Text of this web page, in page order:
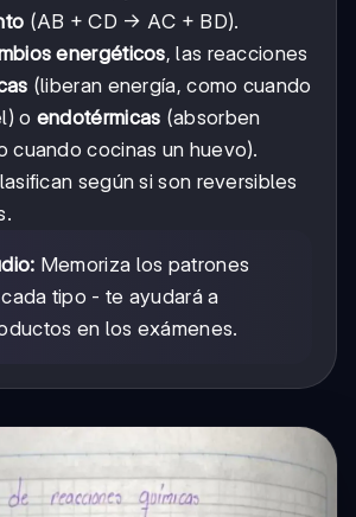
AB
+
B
(AB + CD → AC + BD).
energéticos, las reacciones
(liberan energía, como cuando
o endotérmicas (absorben
cuando cocinas un huevo).
según si son reversibles
Memoriza los patrones
tipo - te ayudará a
en los exámenes.